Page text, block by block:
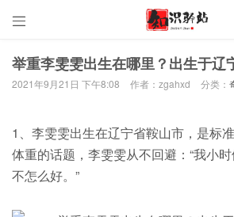

举重李雯雯出生在哪里？出生于辽
2021年9月21日 下午8:08 作者：zgahxd 分类：
1、李雯雯出生在辽宁省鞍山市，是标
体重的话题，李雯雯从不回避：“我小
不怎么好。”